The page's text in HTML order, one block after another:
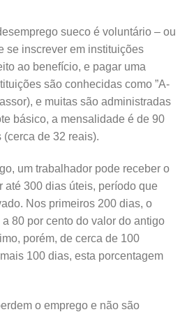
sueco é voluntário – ou
se inscrever em instituições
ao benefício, e pagar uma
são conhecidas como ”A-
e muitas são administradas
básico, a mensalidade é de 90
de 32 reais).
um trabalhador pode receber o
até 300 dias úteis, período que
Nos primeiros 200 dias, o
80 por cento do valor do antigo
porém, de cerca de 100
100 dias, esta porcentagem
o emprego e não são